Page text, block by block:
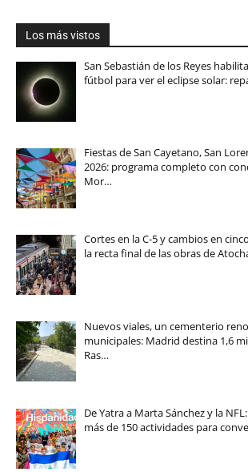
Los más vistos
San Sebastián de los Reyes
fútbol para ver el eclipse solar:
Fiestas de San Cayetano, San
2026: programa completo con
Mor…
Cortes en la C-5 y cambios en
la recta final de las obras de
Nuevos viales, un cementerio
municipales: Madrid destina 1,6
Ras…
De Yatra a Marta Sánchez y la
más de 150 actividades para